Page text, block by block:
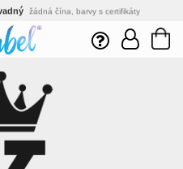
žádná čína, barvy s certifikáty
vývoj, nejnovější technologie
expedujeme do 24h
velké množstevní slevy
výrobce, žádný zprostředkovatel
tisíce spokojených zákazníků